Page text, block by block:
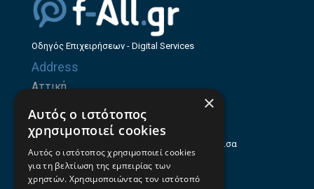
Οδηγός Επιχειρήσεων - Digital Services
Address
Αττική
Θεσσαλία
Ηρώων Πολυτεχνείου 214 (1ος Όροφος), Λάρισα
Επαγγελματικός οδηγός Λάρισας
×
Αυτός ο ιστότοπος
χρησιμοποιεί cookies
Αυτός ο ιστότοπος χρησιμοποιεί cookies
για τη βελτίωση της εμπειρίας των
χρηστών. Χρησιμοποιώντας τον ιστότοπό